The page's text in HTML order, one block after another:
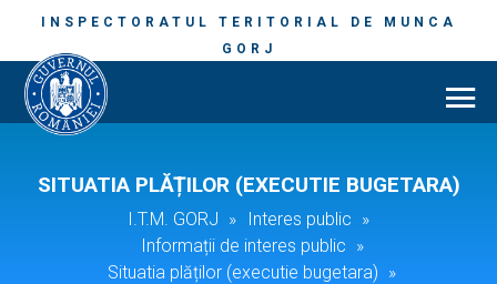
INSPECTORATUL TERITORIAL DE MUNCA
GORJ
SITUATIA PLĂȚILOR (EXECUTIE BUGETARA)
I.T.M. GORJ » Interes public »
Informații de interes public »
Situatia plăților (executie bugetara) »